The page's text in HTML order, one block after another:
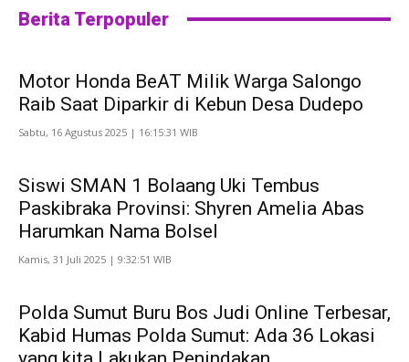
Berita Terpopuler
Motor Honda BeAT Milik Warga Salongo
Raib Saat Diparkir di Kebun Desa Dudepo
Sabtu, 16 Agustus 2025 | 16:15:31 WIB
Siswi SMAN 1 Bolaang Uki Tembus
Paskibraka Provinsi: Shyren Amelia Abas
Harumkan Nama Bolsel
Kamis, 31 Juli 2025 | 9:32:51 WIB
Polda Sumut Buru Bos Judi Online Terbesar,
Kabid Humas Polda Sumut: Ada 36 Lokasi